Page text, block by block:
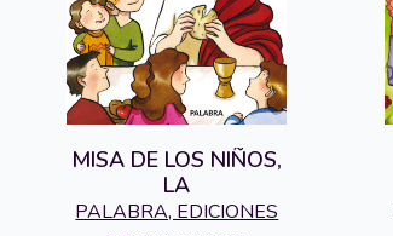
MISA DE LOS NIÑOS,
LA
PALABRA, EDICIONES